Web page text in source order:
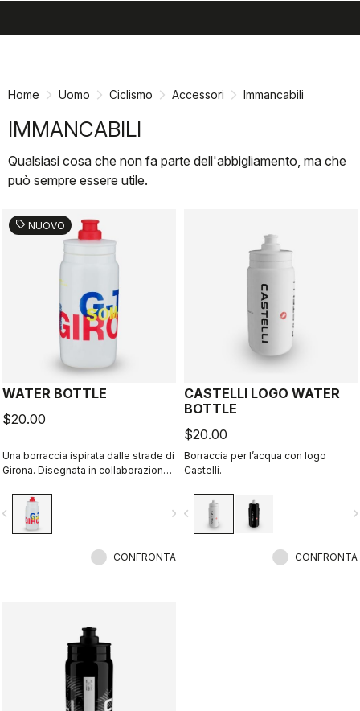
Home Uomo Ciclismo Accessori Immancabili
IMMANCABILI
Qualsiasi cosa che non fa parte dell'abbigliamento, ma che
può sempre essere utile.
sell NUOVO
WATER BOTTLE
$20.00
Una borraccia ispirata dalle strade di
Girona. Disegnata in collaborazione
navigate_next
CONFRONTA
CASTELLI LOGO WATER
BOTTLE
$20.00
Borraccia per l’acqua con logo
Castelli.
navigate_before
CONFRONTA